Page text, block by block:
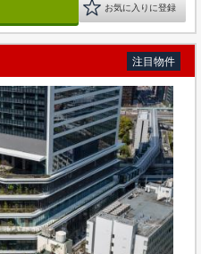
お気に入りに登録
注目物件